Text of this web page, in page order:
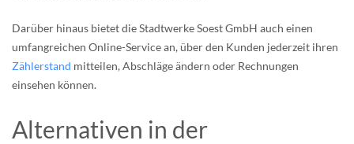
Darüber hinaus bietet die Stadtwerke Soest GmbH auch einen
umfangreichen Online-Service an, über den Kunden jederzeit ihren
Zählerstand mitteilen, Abschläge ändern oder Rechnungen
einsehen können.
Alternativen in der